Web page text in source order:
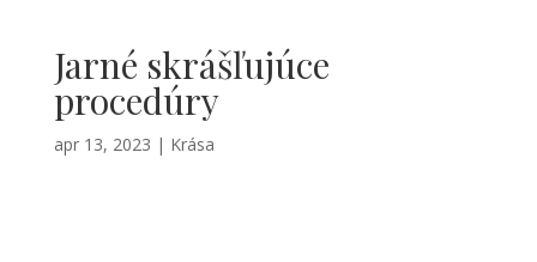
Jarné skrášľujúce
procedúry
apr 13, 2023 | Krása